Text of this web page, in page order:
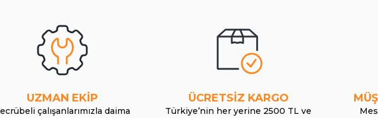
UZMAN EKİP
çalışanlarımızla daima
ÜCRETSİZ KARGO
Türkiye’nin her yerine 2500 TL ve